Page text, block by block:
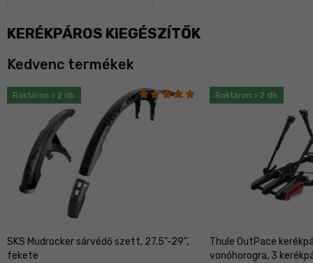
KERÉKPÁROS KIEGÉSZÍTŐK
Kedvenc termékek
Raktáron > 2 db
SKS Mudrocker sárvédő szett, 27.5"-29",
fekete
Raktáron > 2 db
Thule OutPace
vonóhorogra, 3